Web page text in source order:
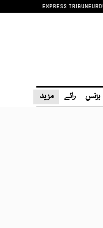
EXPRESS TRIBUNE
بزنس رائے مزید